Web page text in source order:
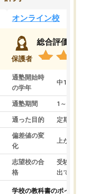
オンライン校
保護者
総合評価
通塾開始時
の学年
中1
通塾期間 1～3ヵ月
通った目的 定期テス
偏差値の変
化
上がった
志望校の合
格
受験して
出ていな
学校の教科書のポイント